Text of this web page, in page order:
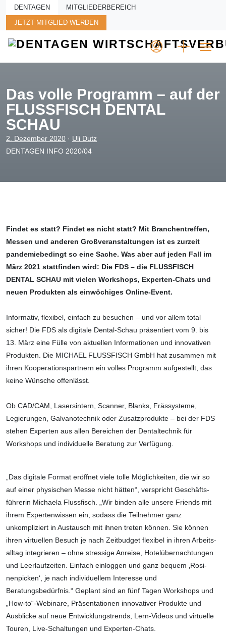
Skip to main content
DENTAGEN MITGLIEDERBEREICH
JETZT MITGLIED WERDEN
Das volle Programm – auf der
FLUSSFISCH DENTAL
SCHAU
2. Dezember 2020 · Uli Dutz
DENTAGEN INFO 2020/04
Findet es statt? Findet es nicht statt? Mit Branchentreffen,
Messen und anderen Groß­veranstaltungen ist es zurzeit
pandemie­bedingt so eine Sache. Was aber auf jeden Fall im
März 2021 stattfinden wird: Die FDS – die FLUSSFISCH
DENTAL SCHAU mit vielen Workshops, Experten-Chats und
neuen Produkten als einwöchiges Online-Event.
Informativ, flexibel, einfach zu besuchen – und vor allem total
sicher! Die FDS als digitale Dental-Schau präsentiert vom 9. bis
13. März eine Fülle von aktuellen Informationen und innovativen
Produkten. Die MICHAEL FLUSSFISCH GmbH hat zusammen mit
ihren Kooperationspartnern ein volles Programm aufgestellt, das
keine Wünsche offenlässt.
Ob CAD/CAM, Lasersintern, Scanner, Blanks, Frässysteme,
Legierungen, Galvanotechnik oder Zusatzprodukte – bei der FDS
stehen Experten aus allen Bereichen der Dentaltechnik für
Workshops und individu­elle Beratung zur Verfügung.
„Das digitale Format eröffnet viele tolle Mög­lichkeiten, die wir so
auf einer physischen Messe nicht hätten“, verspricht Geschäfts­
führerin Michaela Flussfisch. „Wir binden alle unsere Friends mit
ihrem Experten­wissen ein, sodass die Teilnehmer ganz
unkompliziert in Austausch mit ihnen treten können. Sie können
ihren virtuellen Besuch je nach Zeitbudget flexibel in ihren Arbeits­
alltag integrieren – ohne stressige Anreise, Hotelübernachtungen
und Leerlaufzeiten. Einfach einloggen und ganz bequem ‚Rosi­
nenpicken‘, je nach individuellem Interesse und
Beratungsbedürfnis.“ Geplant sind an fünf Tagen Workshops und
„How-to“-Webinare, Präsentationen innovativer Produkte und
Ausblicke auf neue Entwicklungstrends, Lern-Videos und virtuelle
Touren, Live-Schaltungen und Experten-Chats.